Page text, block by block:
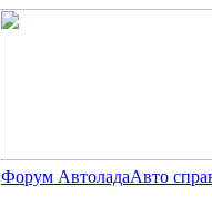
Форум АвтоладаАвто